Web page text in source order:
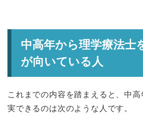
中高年から理学療法士
が向いている人
これまでの内容を踏まえると、中
実できるのは次のような人です。